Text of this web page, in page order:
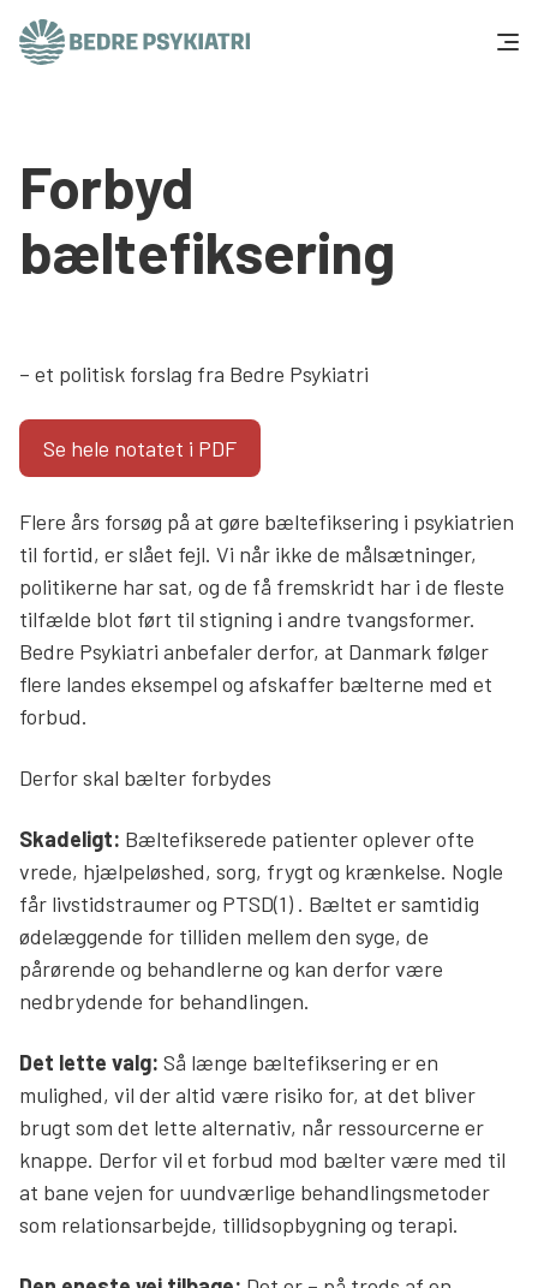
Tal og fakta
Om os
Presse og politik
Søg
Forbyd
bæltefiksering
– et politisk forslag fra Bedre Psykiatri
Se hele notatet i PDF
Flere års forsøg på at gøre bæltefiksering i psykiatrien
til fortid, er slået fejl. Vi når ikke de målsætninger,
politikerne har sat, og de få fremskridt har i de fleste
tilfælde blot ført til stigning i andre tvangsformer.
Bedre Psykiatri anbefaler derfor, at Danmark følger
flere landes eksempel og afskaffer bælterne med et
forbud.
Derfor skal bælter forbydes
Skadeligt: Bæltefikserede patienter oplever ofte
vrede, hjælpeløshed, sorg, frygt og krænkelse. Nogle
får livstidstraumer og PTSD(1) . Bæltet er samtidig
ødelæggende for tilliden mellem den syge, de
pårørende og behandlerne og kan derfor være
nedbrydende for behandlingen.
Det lette valg: Så længe bæltefiksering er en
mulighed, vil der altid være risiko for, at det bliver
brugt som det lette alternativ, når ressourcerne er
knappe. Derfor vil et forbud mod bælter være med til
at bane vejen for uundværlige behandlingsmetoder
som relationsarbejde, tillidsopbygning og terapi.